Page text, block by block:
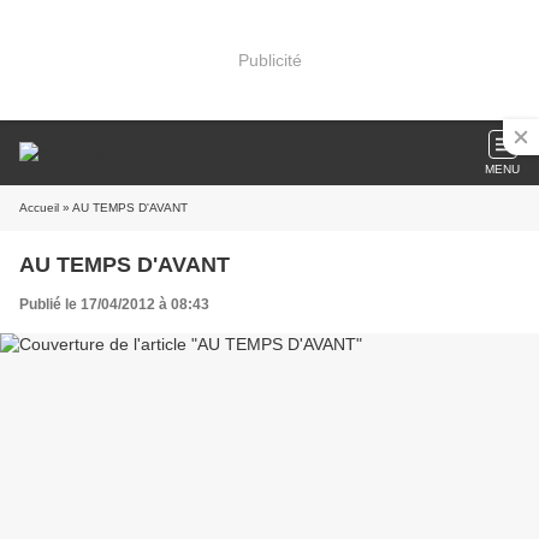
Publicité
MENU
Accueil » AU TEMPS D'AVANT
AU TEMPS D'AVANT
Publié le 17/04/2012 à 08:43